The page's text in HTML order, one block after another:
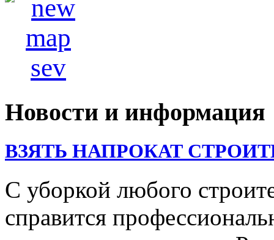
Новости и информация
ВЗЯТЬ НАПРОКАТ
С уборкой любого
справится